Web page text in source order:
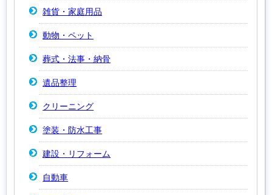
雑貨・家庭用品
動物・ペット
葬式・法事・納骨
遺品整理
クリーニング
塗装・防水工事
建設・リフォーム
自動車